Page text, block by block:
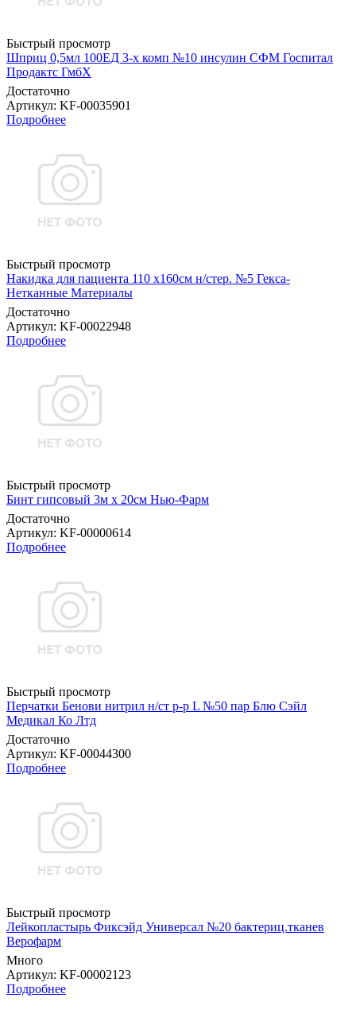
Быстрый просмотр
Шприц 0,5мл 100ЕД 3-х комп №10 инсулин СФМ Госпитал
Продактс ГмбХ
Достаточно
Артикул: KF-00035901
Подробнее
Быстрый просмотр
Накидка для пациента 110 х160см н/стер. №5 Гекса-
Нетканные Материалы
Достаточно
Артикул: KF-00022948
Подробнее
Быстрый просмотр
Бинт гипсовый 3м х 20см Нью-Фарм
Достаточно
Артикул: KF-00000614
Подробнее
Быстрый просмотр
Перчатки Бенови нитрил н/ст р-р L №50 пар Блю Сэйл
Медикал Ко Лтд
Достаточно
Артикул: KF-00044300
Подробнее
Быстрый просмотр
Лейкопластырь Фиксэйд Универсал №20 бактериц.тканев
Верофарм
Много
Артикул: KF-00002123
Подробнее